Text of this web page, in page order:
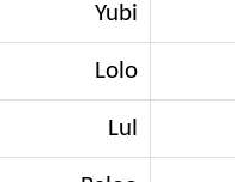
Yubi
Lolo
Lul